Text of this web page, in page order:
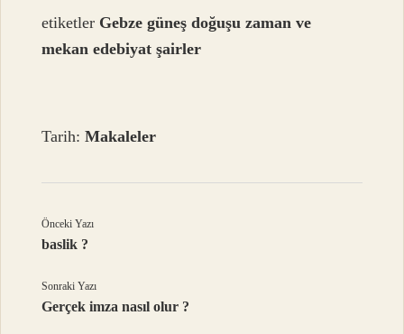
etiketler Gebze güneş doğuşu zaman ve
mekan edebiyat şairler
Tarih:Makaleler
Önceki Yazı
baslik ?
Sonraki Yazı
Gerçek imza nasıl olur ?